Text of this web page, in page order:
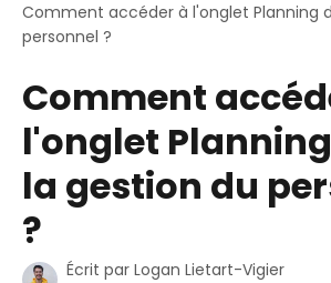
Comment accéder à l'onglet Planning
personnel ?
Comment
l'onglet
la gestion du
?
Écrit par Logan Lietart-Vigier